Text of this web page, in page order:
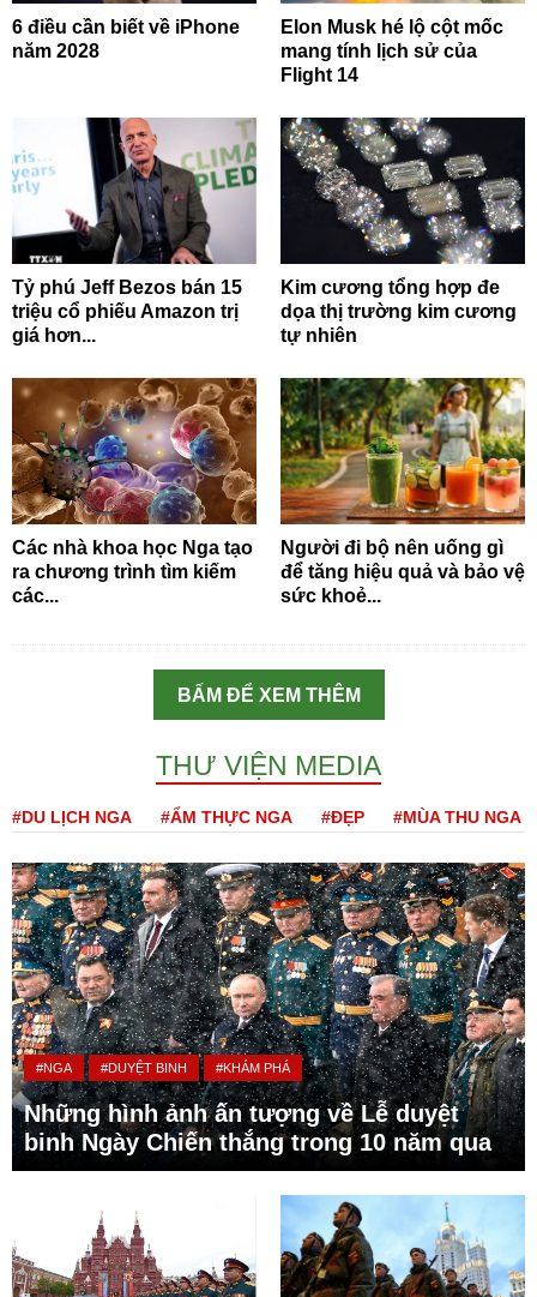
6 điều cần biết về iPhone
năm 2028
Elon Musk hé lộ cột mốc
mang tính lịch sử của
Flight 14
Tỷ phú Jeff Bezos bán 15
triệu cổ phiếu Amazon trị
giá hơn...
Kim cương tổng hợp đe
dọa thị trường kim cương
tự nhiên
Các nhà khoa học Nga tạo
ra chương trình tìm kiếm
các...
Người đi bộ nên uống gì
để tăng hiệu quả và bảo vệ
sức khoẻ...
BẤM ĐỂ XEM THÊM
THƯ VIỆN MEDIA
#DU LỊCH NGA #ẨM THỰC NGA #ĐẸP #MÙA THU NGA
#NGA #DUYỆT BINH #KHÁM PHÁ
Những hình ảnh ấn tượng về Lễ duyệt
binh Ngày Chiến thắng trong 10 năm qua